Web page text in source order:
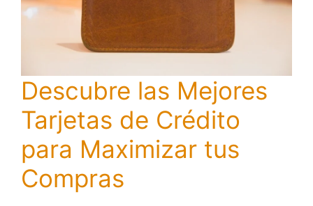
Descubre las Mejores
Tarjetas de Crédito
para Maximizar tus
Compras